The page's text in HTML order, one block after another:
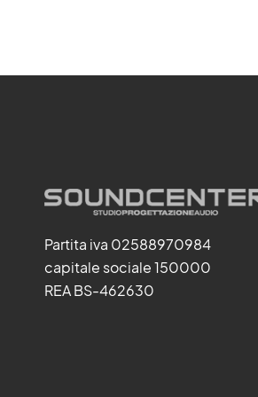
Partita iva 02588970984
capitale sociale 150000
REA BS-462630